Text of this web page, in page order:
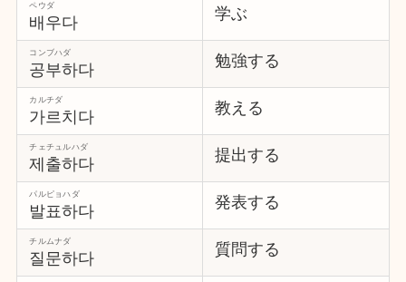
배우다
ペウダ 学ぶ
공부하다
コンブハダ 勉強する
가르치다
カルチダ 教える
제출하다
チェチュルハダ 提出する
발표하다
パルピョハダ 発表する
질문하다
チルムナダ 質問する